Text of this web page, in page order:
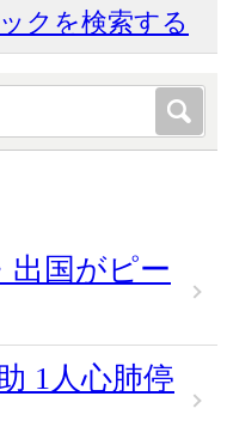
クを検索する
出国がピー
1人心肺停